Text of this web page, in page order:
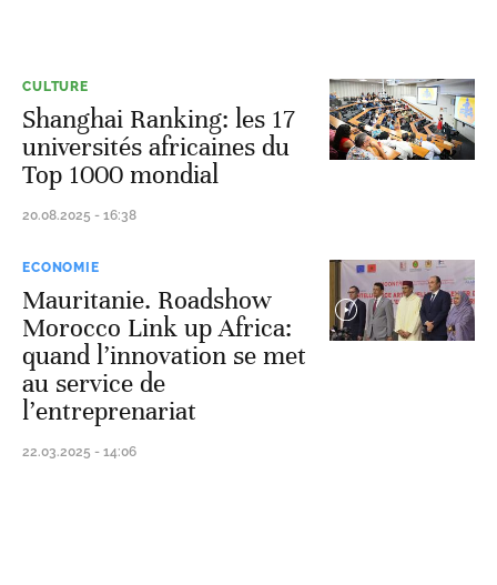
CULTURE
Shanghai Ranking: les 17
universités africaines du
Top 1000 mondial
20.08.2025 - 16:38
ECONOMIE
Mauritanie. Roadshow
Morocco Link up Africa:
quand l’innovation se met
au service de
l’entreprenariat
22.03.2025 - 14:06